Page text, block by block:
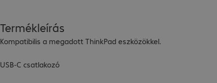
Termékleírás
Kompatibilis a megadott ThinkPad eszközökkel.
USB-C csatlakozó